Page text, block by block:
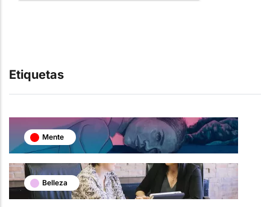
Etiquetas
Mente
Belleza